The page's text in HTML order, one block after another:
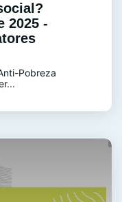
2025 -
Pobreza